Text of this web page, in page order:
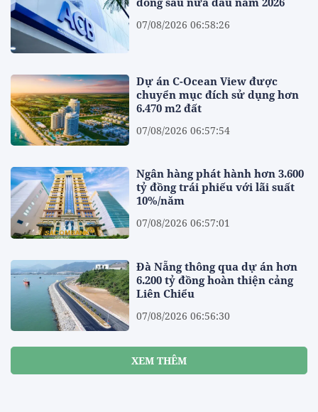
07/08/2026 06:58:26
Dự án C-Ocean View được
chuyển mục đích sử dụng hơn
6.470 m2 đất
07/08/2026 06:57:54
Ngân hàng phát hành hơn 3.600
tỷ đồng trái phiếu với lãi suất
10%/năm
07/08/2026 06:57:01
Đà Nẵng thông qua dự án hơn
6.200 tỷ đồng hoàn thiện cảng
Liên Chiểu
07/08/2026 06:56:30
XEM THÊM